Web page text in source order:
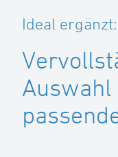
Ideal ergänzt: